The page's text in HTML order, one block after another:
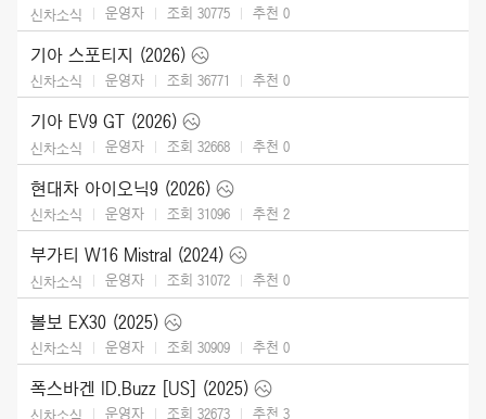
신차소식 운영자 조회 30775 추천 0
기아 스포티지 (2026)
신차소식 운영자 조회 36771 추천 0
기아 EV9 GT (2026)
신차소식 운영자 조회 32668 추천 0
현대차 아이오닉9 (2026)
신차소식 운영자 조회 31096 추천 2
부가티 W16 Mistral (2024)
신차소식 운영자 조회 31072 추천 0
볼보 EX30 (2025)
신차소식 운영자 조회 30909 추천 0
폭스바겐 ID.Buzz [US] (2025)
신차소식 운영자 조회 32673 추천 3